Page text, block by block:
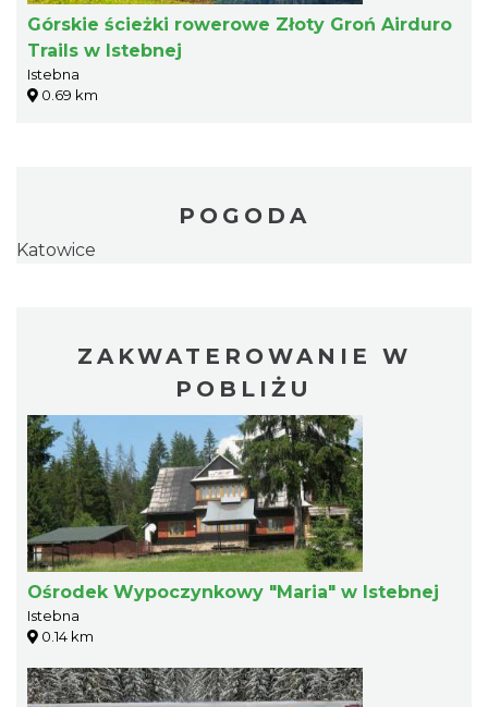
Górskie ścieżki rowerowe Złoty Groń Airduro
Trails w Istebnej
Istebna
0.69 km
POGODA
Katowice
ZAKWATEROWANIE W
POBLIŻU
Ośrodek Wypoczynkowy "Maria" w Istebnej
Istebna
0.14 km